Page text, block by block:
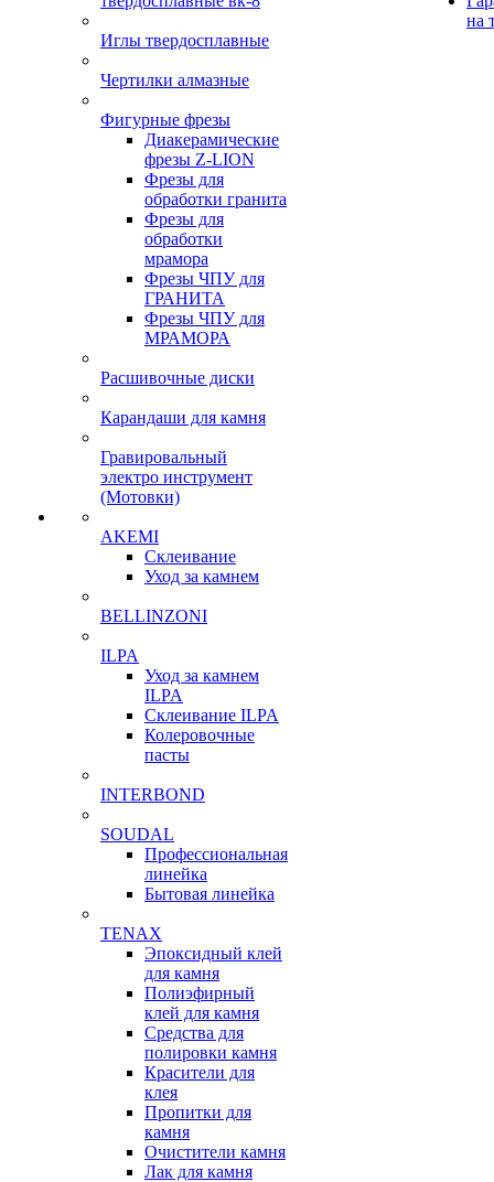
Иглы твердосплавные
Чертилки алмазные
Фигурные фрезы
Диакерамические
фрезы Z-LION
Фрезы для
обработки гранита
Фрезы для
обработки
мрамора
Фрезы ЧПУ для
ГРАНИТА
Фрезы ЧПУ для
МРАМОРА
Расшивочные диски
Карандаши для камня
Гравировальный
электро инструмент
(Мотовки)
AKEMI
Склеивание
Уход за камнем
BELLINZONI
ILPA
Уход за камнем
ILPA
Склеивание ILPA
Колеровочные
пасты
INTERBOND
SOUDAL
Профессиональная
линейка
Бытовая линейка
TENAX
Эпоксидный клей
для камня
Полиэфирный
клей для камня
Средства для
полировки камня
Красители для
клея
Пропитки для
камня
Очистители камня
Лак для камня
на